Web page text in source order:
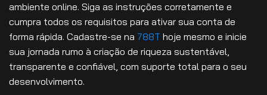
ambiente online. Siga as instruções corretamente e
cumpra todos os requisitos para ativar sua conta de
forma rápida. Cadastre-se na 788T hoje mesmo e inicie
sua jornada rumo à criação de riqueza sustentável,
transparente e confiável, com suporte total para o seu
desenvolvimento.